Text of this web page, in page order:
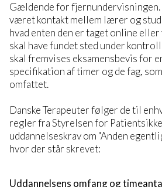
Gældende for fjernundervisningen.
været kontakt mellem lærer og
hvad enten den er taget online
skal have fundet sted under
skal fremvises eksamensbevis for
specifikation af timer og de fag,
omfattet.
Danske Terapeuter følger de til
regler fra Styrelsen for
uddannelseskrav om "Anden
hvor der står skrevet:
Uddannelsens omfang og